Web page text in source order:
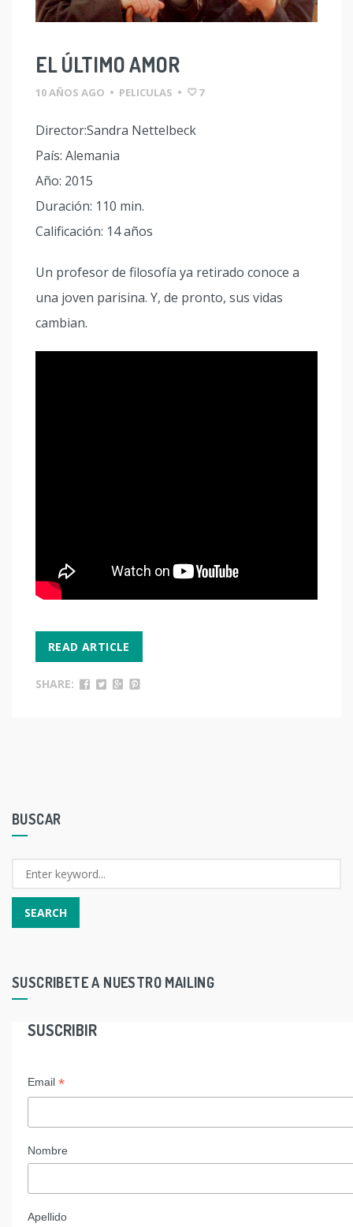
EL ÚLTIMO AMOR
10 AÑOS AGO • PELICULAS • 7
Director:Sandra Nettelbeck
País: Alemania
Año: 2015
Duración: 110 min.
Calificación: 14 años
Un profesor de filosofía ya retirado conoce a
una joven parisina. Y, de pronto, sus vidas
cambian.
READ ARTICLE
SHARE:
BUSCAR
SUSCRIBETE A NUESTRO MAILING
SUSCRIBIR
Email *
Nombre
Apellido